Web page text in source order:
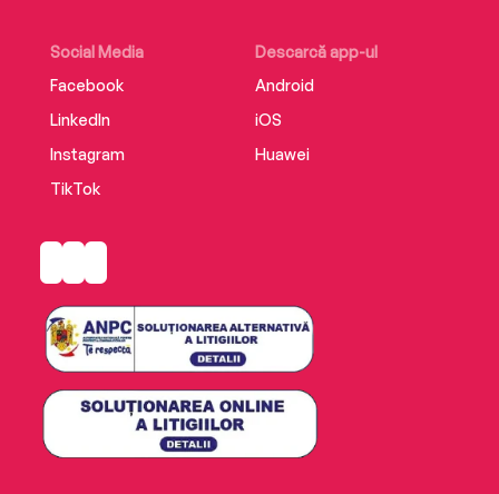
Social Media
Facebook
LinkedIn
Instagram
TikTok
Descarcă app-ul
Android
iOS
Huawei